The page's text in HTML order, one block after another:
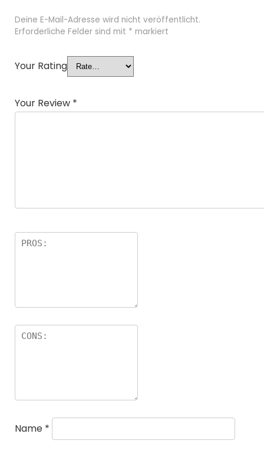
Deine E-Mail-Adresse wird nicht veröffentlicht.
Erforderliche Felder sind mit * markiert
Your Rating
Your Review *
Name *